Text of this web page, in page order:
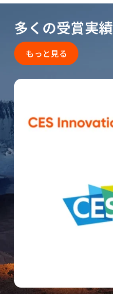
多くの受賞実績
もっと見る